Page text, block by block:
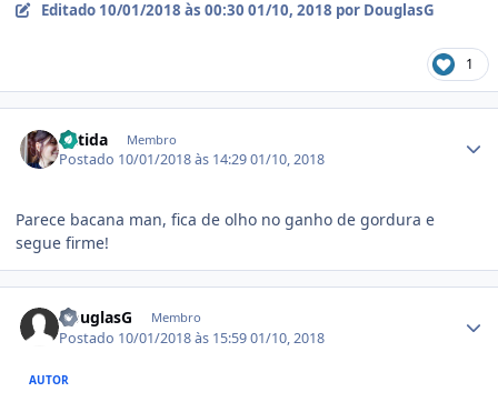
Editado 10/01/2018 às 00:30 01/10, 2018 por DouglasG
1
Batida Membro
Postado 10/01/2018 às 14:2901/10, 2018
Parece bacana man, fica de olho no ganho de gordura e
segue firme!
DouglasG Membro
Postado 10/01/2018 às 15:5901/10, 2018
AUTOR